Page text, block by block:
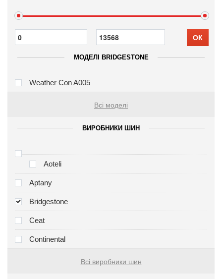
ОК
МОДЕЛІ BRIDGESTONE
Weather Con A005
Всі моделі
ВИРОБНИКИ ШИН
Aoteli
Aptany
Bridgestone
Ceat
Continental
Всі виробники шин